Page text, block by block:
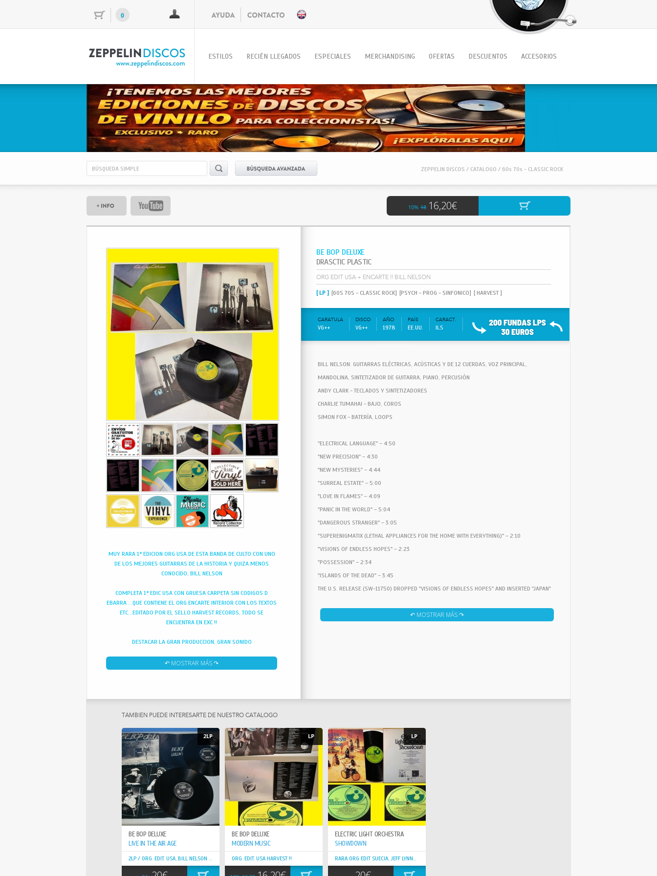
0
ESTILOS RECIÉN LLEGADOS ESPECIALES MERCHANDISING OFERTAS DESCUENTOS ACCESORIOS
ZEPPELIN DISCOS / CATALOGO / 60s 70s - CLASSIC ROCK
10% 18 16,20€
MUY RARA 1ª EDICION ORG USA DE ESTA BANDA DE CULTO CON UNO
DE LOS MEJORES GUITARRAS DE LA HISTORIA Y QUIZA MENOS
CONOCIDO, BILL NELSON
COMPLETA 1ª EDIC USA CON GRUESA CARPETA SIN CODIGOS D
EBARRA ...QUE CONTIENE EL ORG ENCARTE INTERIOR CON LOS TEXTOS
ETC...EDITADO POR EL SELLO HARVEST RECORDS, TODO SE
ENCUENTRA EN EXC !!
DESTACAR LA GRAN PRODUCCION, GRAN SONIDO
UNA VEZ MAS FANTASTICO DISEÑO DE CARPETA POR PARTE DE LOS
MEJORES Y LEGENDARIO HIPGNOSIS
↶ MOSTRAR MÁS ↷
BE BOP DELUXE
DRASCTIC PLASTIC
ORG EDIT USA + ENCARTE !! BILL NELSON
[ LP ] [60S 70S - CLASSIC ROCK] [PSYCH - PROG - SINFONICO] [ HARVEST ]
CARATULA
VG++
DISCO
VG++
AÑO
1978
PAÍS
EE.UU.
CARACT.
ILS
BILL NELSON: GUITARRAS ELÉCTRICAS, ACÚSTICAS Y DE 12 CUERDAS, VOZ PRINCIPAL,
MANDOLINA, SINTETIZADOR DE GUITARRA, PIANO, PERCUSIÓN
ANDY CLARK - TECLADOS Y SINTETIZADORES
CHARLIE TUMAHAI - BAJO, COROS
SIMON FOX - BATERÍA, LOOPS
"ELECTRICAL LANGUAGE" – 4:50
"NEW PRECISION" – 4:30
"NEW MYSTERIES" – 4:44
"SURREAL ESTATE" – 5:00
"LOVE IN FLAMES" – 4:09
"PANIC IN THE WORLD" – 5:04
"DANGEROUS STRANGER" – 3:05
"SUPERENIGMATIX (LETHAL APPLIANCES FOR THE HOME WITH EVERYTHING)" – 2:10
"VISIONS OF ENDLESS HOPES" – 2:23
"POSSESSION" – 2:34
"ISLANDS OF THE DEAD" – 3:45
THE U.S. RELEASE (SW-11750) DROPPED "VISIONS OF ENDLESS HOPES" AND INSERTED "JAPAN"
↶ MOSTRAR MÁS ↷
TAMBIEN PUEDE INTERESARTE DE NUESTRO CATÁLOGO
2LP
BE BOP DELUXE
LIVE IN THE AIR AGE
2LP / ORG. EDIT. USA, BILL NELSON !! TOP COPY !
LP
BE BOP DELUXE
MODERN MUSIC
ORG. EDIT. USA HARVEST !!
LP
ELECTRIC LIGHT ORCHESTRA
SHOWDOWN
RARA ORG EDIT SUECIA, JEFF LYNNE, , HARVEST